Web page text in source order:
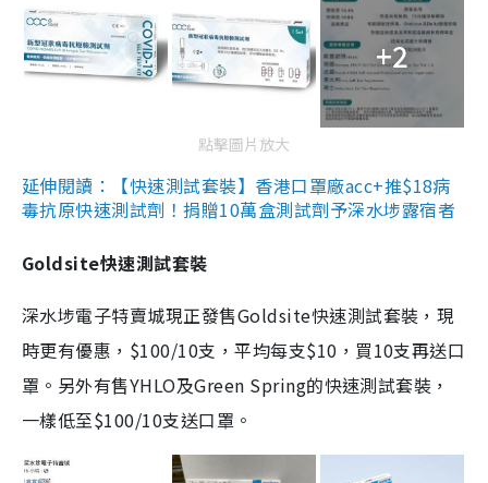
+2
點擊圖片放大
延伸閱讀：【快速測試套裝】香港口罩廠acc+推$18病
毒抗原快速測試劑！捐贈10萬盒測試劑予深水埗露宿者
Goldsite快速測試套裝
深水埗電子特賣城現正發售Goldsite快速測試套裝，現
時更有優惠，$100/10支，平均每支$10，買10支再送口
罩。另外有售YHLO及Green Spring的快速測試套裝，
一樣低至$100/10支送口罩。